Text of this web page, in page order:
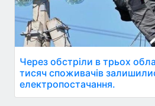
Через обстріли в трьох
тисяч споживачів
електропостачання.